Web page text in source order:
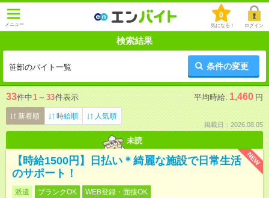
メニュー
0
気になる！ ログイン
検索結果
笹部のバイト一覧 条件の変更
33件中1 ～ 33件表示 平均時給: 1,460 円
新着順 時給順 人気順
掲載日：2026.08.05
未読
NEW
【時給1500円】日払い＊綺麗な施設で日常生活
のサポート！
派遣 ブランクOK WEB登録・面接OK